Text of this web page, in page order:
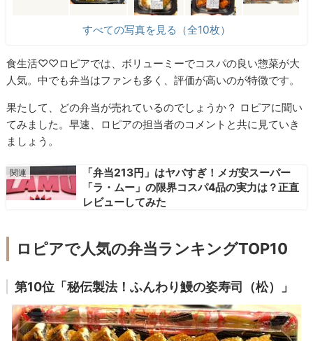
すべての写真を見る（全10枚）
食生活♡♡ロピアでは、ボリューミーでコスパの良い惣菜が大
人気。中でも弁当はファンも多く、評価が高いのが特徴です。
果たして、どの弁当が売れているのでしょうか？ ロピアに聞い
てみました。早速、ロピアの担当者のコメントと共に見ていき
ましょう。
「弁当213円」はヤバすぎ！メガ安スーパー
「ラ・ムー」の限界コスパ4品の実力は？正直
レビューしてみた
ロピアで人気の弁当ランキングTOP10
第10位「秘伝製法！ふんわり鰻の姿寿司（松）」